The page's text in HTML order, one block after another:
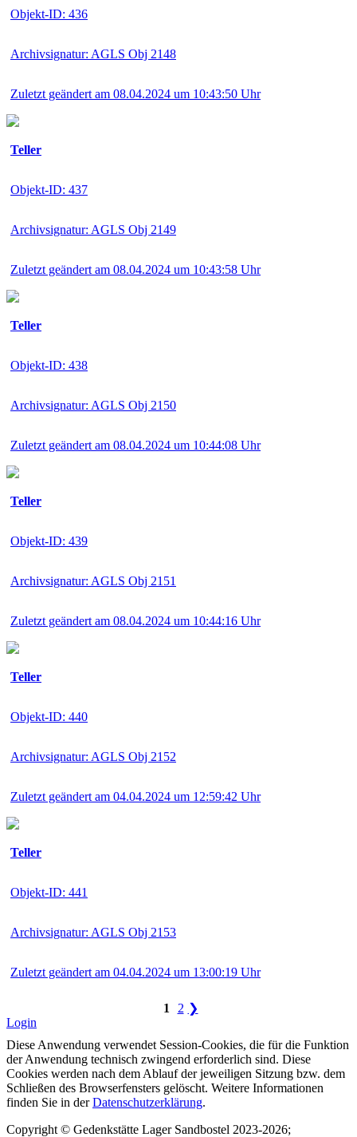
Objekt-ID: 436
Archivsignatur: AGLS Obj 2148
Zuletzt geändert am 08.04.2024 um 10:43:50 Uhr
Teller
Objekt-ID: 437
Archivsignatur: AGLS Obj 2149
Zuletzt geändert am 08.04.2024 um 10:43:58 Uhr
Teller
Objekt-ID: 438
Archivsignatur: AGLS Obj 2150
Zuletzt geändert am 08.04.2024 um 10:44:08 Uhr
Teller
Objekt-ID: 439
Archivsignatur: AGLS Obj 2151
Zuletzt geändert am 08.04.2024 um 10:44:16 Uhr
Teller
Objekt-ID: 440
Archivsignatur: AGLS Obj 2152
Zuletzt geändert am 04.04.2024 um 12:59:42 Uhr
Teller
Objekt-ID: 441
Archivsignatur: AGLS Obj 2153
Zuletzt geändert am 04.04.2024 um 13:00:19 Uhr
1 2 ❯
Login
Diese Anwendung verwendet Session-Cookies, die für die Funktion
der Anwendung technisch zwingend erforderlich sind. Diese
Cookies werden nach dem Ablauf der jeweiligen Sitzung bzw. dem
Schließen des Browserfensters gelöscht. Weitere Informationen
finden Sie in derDatenschutzerklärung.
Copyright © Gedenkstätte Lager Sandbostel 2023-2026;